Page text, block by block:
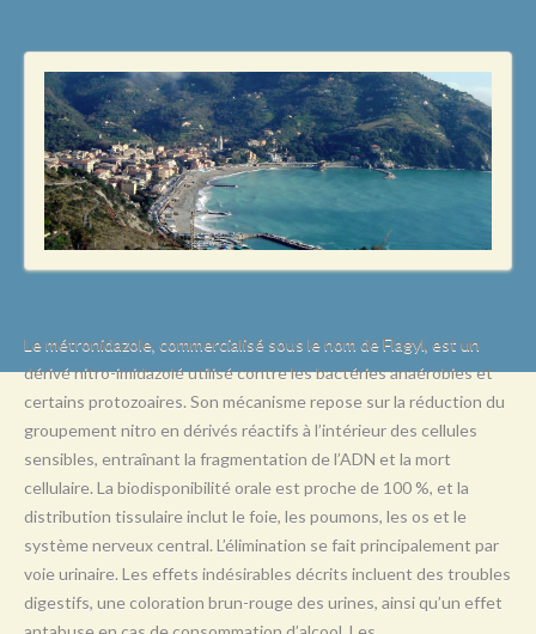
P
Q
R
S
T
U
Le métronidazole, commercialisé sous le nom de Flagyl, est un
dérivé nitro-imidazolé utilisé contre les bactéries anaérobies et
certains protozoaires. Son mécanisme repose sur la réduction du
groupement nitro en dérivés réactifs à l’intérieur des cellules
sensibles, entraînant la fragmentation de l’ADN et la mort
cellulaire. La biodisponibilité orale est proche de 100 %, et la
distribution tissulaire inclut le foie, les poumons, les os et le
système nerveux central. L’élimination se fait principalement par
voie urinaire. Les effets indésirables décrits incluent des troubles
digestifs, une coloration brun-rouge des urines, ainsi qu’un effet